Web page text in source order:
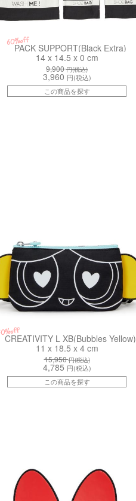
60%off
PACK SUPPORT(Black Extra)
14 x 14.5 x 0 cm
9,900円(税込)
3,960 円(税込)
この商品を探す
CREATIVITY L XB(Bubbles Yellow)
11 x 18.5 x 4 cm
15,950円(税込)
4,785 円(税込)
この商品を探す